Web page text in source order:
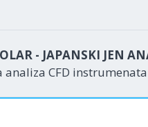
- JAPANSKI JEN
analiza CFD